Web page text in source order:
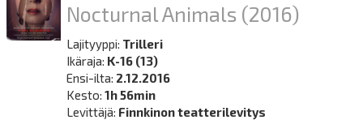
Nocturnal Animals (2016)
Lajityyppi: Trilleri
Ikäraja: K-16 (13)
Ensi-ilta: 2.12.2016
Kesto:1h 56min
Levittäjä: Finnkinon teatterilevitys